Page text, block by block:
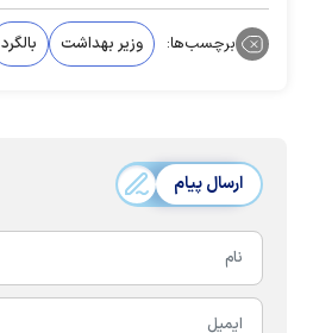
برچسب‌ها: وزیر بهداشت بالگرد
ارسال پیام